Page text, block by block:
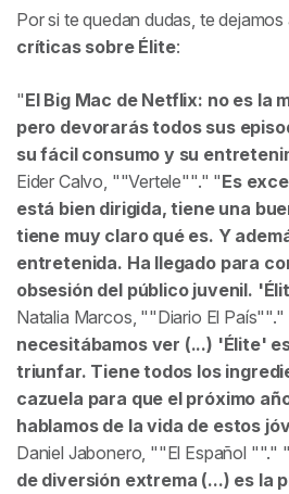
Por si te quedan dudas, te
críticas sobre Élite:
El Big Mac de Netflix: no es la
pero devorarás todos sus
su fácil consumo y su
Eider Calvo,
Vertele .
Es
está bien dirigida, tiene una
tiene muy claro qué es. Y
entretenida. Ha llegado para
obsesión del público juvenil.
Natalia Marcos,
Diario El País .
necesitábamos ver (...) 'Élite'
triunfar. Tiene todos los
cazuela para que el próximo
hablamos de la vida de estos
Daniel Jabonero,
El Español .
de diversión extrema (...) es la